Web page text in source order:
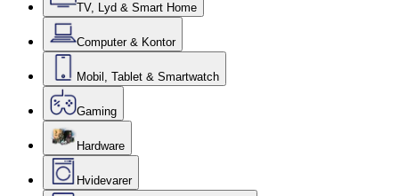
TV, Lyd & Smart Home
Computer & Kontor
Mobil, Tablet & Smartwatch
Gaming
Hardware
Hvidevarer